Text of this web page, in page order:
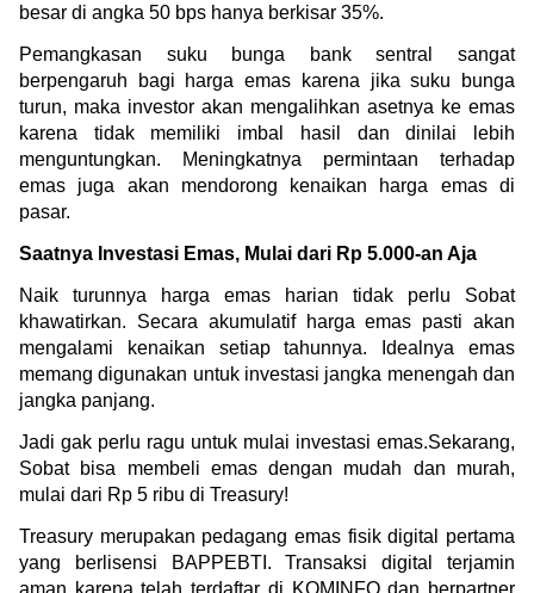
besar di angka 50 bps hanya berkisar 35%.
Pemangkasan suku bunga bank sentral sangat
berpengaruh bagi harga emas karena jika suku bunga
turun, maka investor akan mengalihkan asetnya ke emas
karena tidak memiliki imbal hasil dan dinilai lebih
menguntungkan. Meningkatnya permintaan terhadap
emas juga akan mendorong kenaikan harga emas di
pasar.
Saatnya Investasi Emas, Mulai dari Rp 5.000-an Aja
Naik turunnya harga emas harian tidak perlu Sobat
khawatirkan. Secara akumulatif harga emas pasti akan
mengalami kenaikan setiap tahunnya. Idealnya emas
memang digunakan untuk investasi jangka menengah dan
jangka panjang.
Jadi gak perlu ragu untuk mulai investasi emas.Sekarang,
Sobat bisa membeli emas dengan mudah dan murah,
mulai dari Rp 5 ribu di Treasury!
Treasury merupakan pedagang emas fisik digital pertama
yang berlisensi BAPPEBTI. Transaksi digital terjamin
aman karena telah terdaftar di KOMINFO dan berpartner